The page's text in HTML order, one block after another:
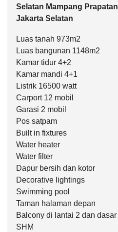
Selatan Mampang Prapatan
Jakarta Selatan
Luas tanah 973m2
Luas bangunan 1148m2
Kamar tidur 4+2
Kamar mandi 4+1
Listrik 16500 watt
Carport 12 mobil
Garasi 2 mobil
Pos satpam
Built in fixtures
Water heater
Water filter
Dapur bersih dan kotor
Decorative lightings
Swimming pool
Taman halaman depan
Balcony di lantai 2 dan dasar
SHM